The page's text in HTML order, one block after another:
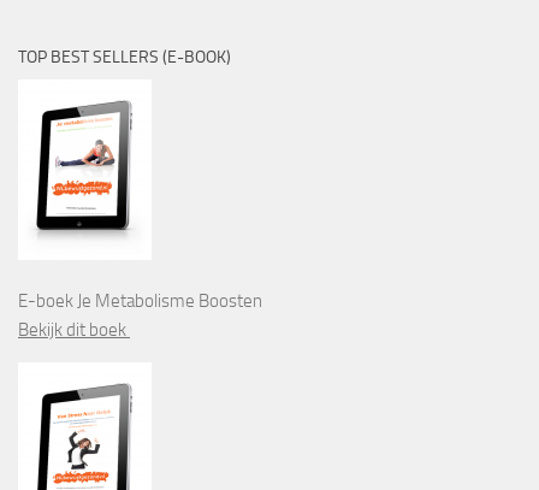
TOP BEST SELLERS (E-BOOK)
E-boek Je Metabolisme Boosten
Bekijk dit boek